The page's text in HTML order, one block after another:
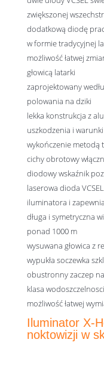
zwiększonej
dodatkową diodę
w formie tradycyjnej
możliwość łatwej
głowicą latarki
zaprojektowany
polowania na dziki
lekka konstrukcja z
uszkodzenia i
wykończenie metodą
cichy obrotowy
diodowy wskaźnik
laserowa dioda
iluminatora i
długa i symetryczna
ponad 1000 m
wysuwana głowica z
wypukła soczewka
obustronny zaczep
klasa
możliwość łatwej
Iluminator X-
noktowizji w